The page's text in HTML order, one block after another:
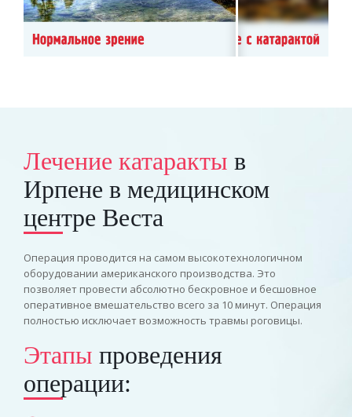
Лечение катаракты в
Ирпене в медицинском
центре Веста
Операция проводится на самом высокотехнологичном
оборудовании американского производства. Это
позволяет провести абсолютно бескровное и бесшовное
оперативное вмешательство всего за 10 минут. Операция
полностью исключает возможность травмы роговицы.
Этапы проведения
операции: